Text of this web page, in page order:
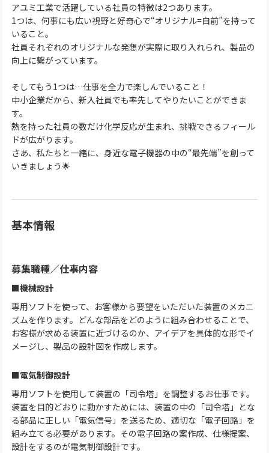
アユミ工業で活躍している社員の特徴は2つあります。
1つは、何事にも広い視野と好奇心で“オリジナル=自前”を持って
いること。
社員それぞれのオリジナルな発想が実際に取り入れられ、製品の
向上に繋がっています。
そしてもう1つは…仕事を全力で楽しんでいること！
中小企業だから、新入社員でも率先してやりたいことができま
す。
熱を持った社員の数だけ化学反応が生まれ、挑戦できるフィール
ドが広がります。
さあ、私たちと一緒に、身近な電子機器の中の“最先端”を創って
いきましょう🌟
基本情報
募集職種／仕事内容
■機械設計
専用ソフトを使って、お客様から要望をいただいた装置のメカニ
ズムを作ります。どんな部品をどのように組み合わせることで、
お客様が求める装置に近づけるのか、アイデアを具体的な形でイ
メージし、製品の設計図を作成します。
■電気制御設計
専用ソフトを使用して装置の「司令塔」を調整するお仕事です。
装置を目的どおりに動かすためには、装置の中の「司令塔」とな
る部品に正しい「電気信号」を送るため、適切な「電子回路」を
組み立てる必要があります。その電子回路の案作成、仕様提案、
設計をするのが電気制御設計です。